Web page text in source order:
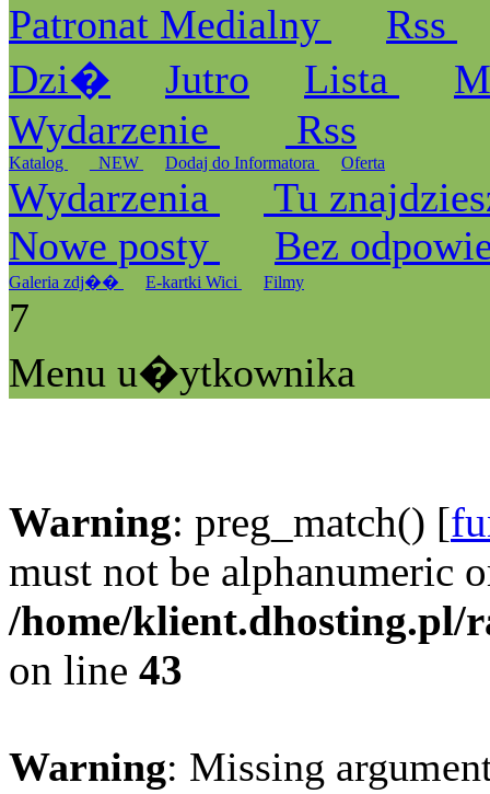
Patronat Medialny
Rss
Dzi�
Jutro Lista
Wydarzenie
Rss
Katalog _NEW Dodaj do Informatora Oferta
Wydarzenia
Tu
Nowe posty
Bez
Galeria zdj�� E-kartki Wici Filmy
7
Menu u�ytkownika
Warning: preg_match() [
must not be alphanumeric
/home/klient.dhosting.pl/
on line 43
Warning: Missing